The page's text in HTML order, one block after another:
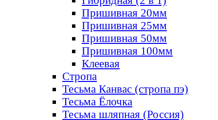
Пришивная 20мм
Пришивная 25мм
Пришивная 50мм
Пришивная 100мм
Клеевая
Стропа
Тесьма Канвас (стропа пэ)
Тесьма Ёлочка
Тесьма шляпная (Россия)